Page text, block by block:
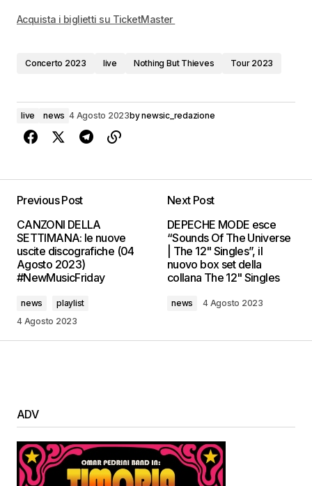
Acquista i biglietti su TicketMaster
Concerto 2023 live Nothing But Thieves Tour 2023
live news 4 Agosto 2023bynewsic_redazione
Previous Post
CANZONI DELLA
SETTIMANA: le nuove
uscite discografiche (04
Agosto 2023)
#NewMusicFriday
news
playlist
4 Agosto 2023
Next Post
DEPECHE MODE esce
“Sounds Of The Universe
| The 12" Singles”, il
nuovo box set della
collana The 12" Singles
news 4 Agosto 2023
ADV